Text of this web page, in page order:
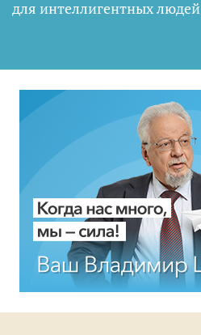
для интеллигентных людей